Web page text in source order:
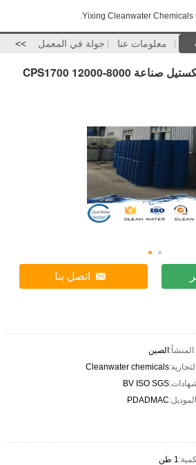
Yixing Cleanwater Chemicals
معلومات عنا جولة في المعمل >>
عديم اللون بولي دادماكتكستيل صناعة 8000-12000 CPS1700
اتصل بنا
الصين
Cleanwater chemicals
BV ISO SGS
PDADMAC
1 طن